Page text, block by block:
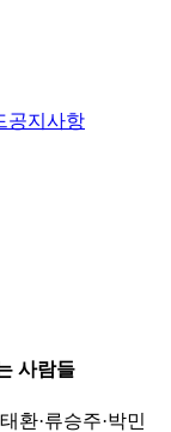
공지사항
사람들
환·류승주·박민